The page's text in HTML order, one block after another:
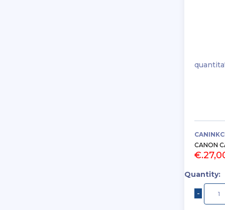
CANON
Quantity: